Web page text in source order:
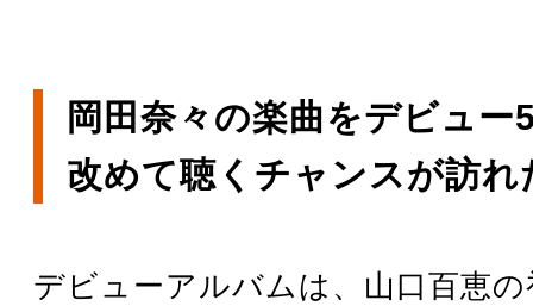
岡田奈々の楽曲をデビュー
改めて聴くチャンスが訪れ
デビューアルバムは、山口百恵